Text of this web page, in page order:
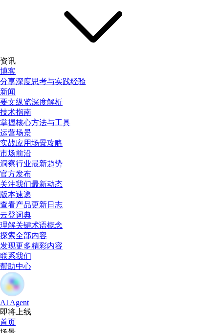
资讯
博客
分享深度思考与实践经验
新闻
要文纵览深度解析
技术指南
掌握核心方法与工具
运营场景
实战应用场景攻略
市场前沿
洞察行业最新趋势
官方发布
关注我们最新动态
版本速递
查看产品更新日志
云登词典
理解关键术语概念
探索全部内容
发现更多精彩内容
联系我们
帮助中心
AI Agent
即将上线
首页